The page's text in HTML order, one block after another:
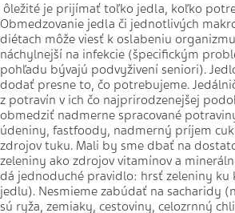
ôležité je prijímať toľko jedla, koľko
Obmedzovanie jedla či jednotlivých
diétach môže viesť k oslabeniu
náchylnejší na infekcie (špecifickým
pohľadu bývajú podvyživení seniori).
dodať presne to, čo potrebujeme.
z potravín v ich čo najprirodzenejšej
obmedziť nadmerne spracované
údeniny, fastfoody, nadmerný príjem
zdrojov tuku. Mali by sme dbať na
zeleniny ako zdrojov vitamínov a
dá jednoduché pravidlo: hrsť zeleniny ku
jedlu). Nesmieme zabúdať na sacharidy
sú ryža, zemiaky, cestoviny, celozrnný